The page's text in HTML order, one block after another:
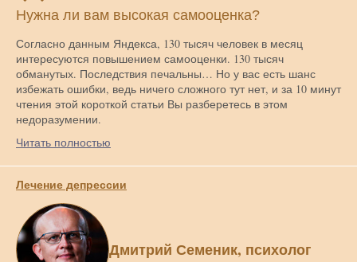
Нужна ли вам высокая самооценка?
Согласно данным Яндекса, 130 тысяч человек в месяц
интересуются повышением самооценки. 130 тысяч
обманутых. Последствия печальны… Но у вас есть шанс
избежать ошибки, ведь ничего сложного тут нет, и за 10 минут
чтения этой короткой статьи Вы разберетесь в этом
недоразумении.
Читать полностью
Лечение депрессии
Дмитрий Семеник, психолог